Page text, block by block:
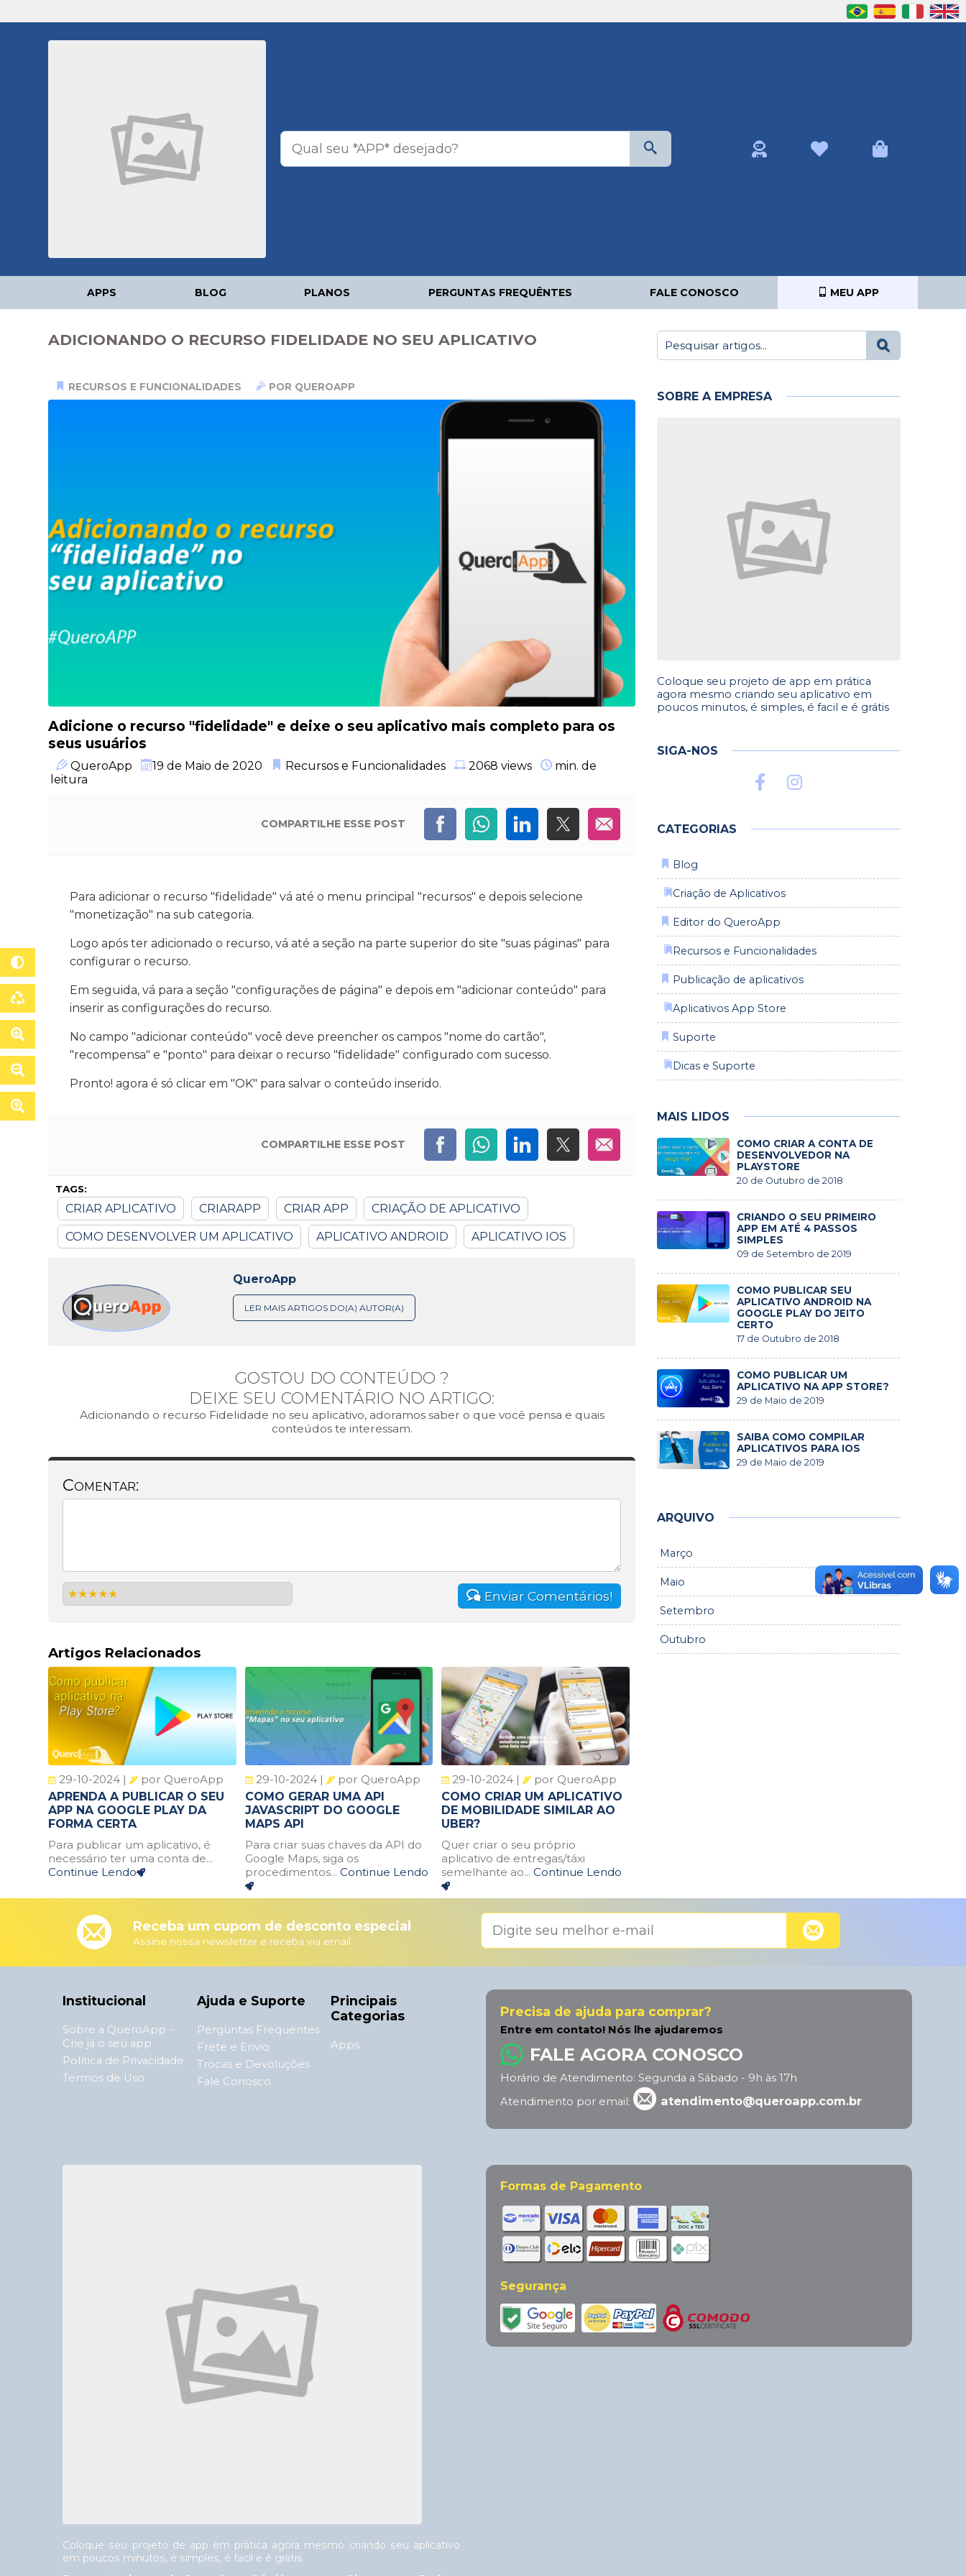
APPS BLOG PLANOS PERGUNTAS FREQUÊNTES FALE CONOSCO MEU APP
ADICIONANDO O RECURSO FIDELIDADE NO SEU APLICATIVO
RECURSOS E FUNCIONALIDADES POR QUEROAPP
Adicione o recurso "fidelidade" e deixe o seu aplicativo mais completo para os
seus usuários
QueroApp 19 de Maio de 2020 Recursos e Funcionalidades 2068 views
min. de
leitura
COMPARTILHEESSE POST
Para adicionar o recurso "fidelidade" vá até o menu principal "recursos" e depois selecione
"monetização" na sub categoria.
Logo após ter adicionado o recurso, vá até a seção na parte superior do site "suas páginas" para
configurar o recurso.
Em seguida, vá para a seção "configurações de página" e depois em "adicionar conteúdo" para
inserir as configurações do recurso.
No campo "adicionar conteúdo" você deve preencher os campos "nome do cartão",
"recompensa" e "ponto" para deixar o recurso "fidelidade" configurado com sucesso.
Pronto! agora é só clicar em "OK" para salvar o conteúdo inserido.
COMPARTILHEESSE POST
TAGS:
CRIAR APLICATIVO CRIARAPP CRIAR APP CRIAÇÃO DE APLICATIVO
COMO DESENVOLVER UM APLICATIVO APLICATIVO ANDROID APLICATIVO IOS
QueroApp
LER MAIS ARTIGOS DO(A) AUTOR(A)
GOSTOU DO CONTEÚDO ?
DEIXE SEU COMENTÁRIO NO ARTIGO:
Adicionando o recurso Fidelidade no seu aplicativo, adoramos saber o que você pensa e quais
conteúdos te interessam.
Comentar:
Enviar Comentários!
Artigos Relacionados
29-10-2024 |
por QueroApp
APRENDA A PUBLICAR O SEU
APP NA GOOGLE PLAY DA
FORMA CERTA
Para publicar um aplicativo, é
necessário ter uma conta de...
Continue Lendo
29-10-2024 |
por QueroApp
COMO GERAR UMA API
JAVASCRIPT DO GOOGLE
MAPS API
Para criar suas chaves da API do
Google Maps, siga os
procedimentos... Continue Lendo
29-10-2024 |
por QueroApp
COMO CRIAR UM APLICATIVO
DE MOBILIDADE SIMILAR AO
UBER?
Quer criar o seu próprio
aplicativo de entregas/táxi
semelhante ao... Continue Lendo
SOBRE A EMPRESA
Coloque seu projeto de app em prática
agora mesmo criando seu aplicativo em
poucos minutos, é simples, é facil e é grátis
SIGA-NOS
CATEGORIAS
Blog
Criação de Aplicativos
Editor do QueroApp
Recursos e Funcionalidades
Publicação de aplicativos
Aplicativos App Store
Suporte
Dicas e Suporte
MAIS LIDOS
COMO CRIAR A CONTA DE
DESENVOLVEDOR NA
PLAYSTORE
20 de Outubro de 2018
CRIANDO O SEU PRIMEIRO
APP EM ATÉ 4 PASSOS
SIMPLES
09 de Setembro de 2019
COMO PUBLICAR SEU
APLICATIVO ANDROID NA
GOOGLE PLAY DO JEITO
CERTO
17 de Outubro de 2018
COMO PUBLICAR UM
APLICATIVO NA APP STORE?
29 de Maio de 2019
SAIBA COMO COMPILAR
APLICATIVOS PARA IOS
29 de Maio de 2019
ARQUIVO
Março
Maio
Setembro
Outubro
Receba um cupom de desconto especial
Assine nossa newsletter e receba via email
Institucional
Sobre a QueroApp -
Crie já o seu app
Política de Privacidade
Termos de Uso
Ajuda e Suporte
Perguntas Frequentes
Frete e Envio
Trocas e Devoluções
Fale Conosco
Principais
Categorias
Apps
Precisa de ajuda para comprar?
Entre em contato! Nós lhe ajudaremos
FALE AGORA CONOSCO
Horário de Atendimento: Segunda a Sábado - 9h às 17h
Atendimento por email:
atendimento@queroapp.com.br
Coloque seu projeto de app em prática agora mesmo criando seu aplicativo
em poucos minutos, é simples, é facil e é grátis
Formas de Pagamento
Segurança